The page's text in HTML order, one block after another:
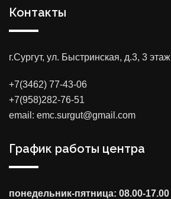
Контакты
г.Сургут, ул. Быстринская, д.3, 3 этаж
+7(3462) 77-43-06
+7(958)282-76-51
email: emc.surgut@gmail.com
График работы центра
понедельник-пятница: 08.00-17.00